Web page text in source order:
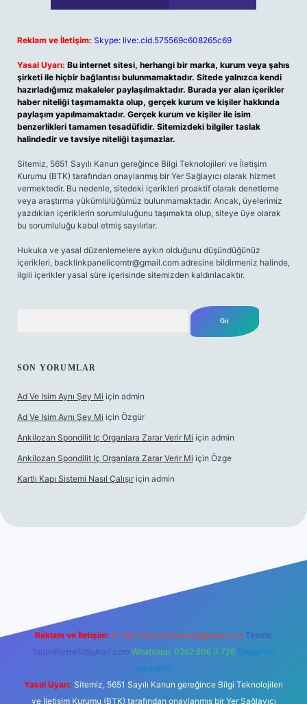
Reklam ve İletişim: Skype: live:.cid.575569c608265c69
Yasal Uyarı: Bu internet sitesi, herhangi bir marka, kurum veya şahıs
şirketi ile hiçbir bağlantısı bulunmamaktadır. Sitede yalnızca kendi
hazırladığımız makaleler paylaşılmaktadır. Burada yer alan içerikler
haber niteliği taşımamakta olup, gerçek kurum ve kişiler hakkında
paylaşım yapılmamaktadır. Gerçek kurum ve kişiler ile isim
benzerlikleri tamamen tesadüfidir. Sitemizdeki bilgiler taslak
halindedir ve tavsiye niteliği taşımazlar.
Sitemiz, 5651 Sayılı Kanun gereğince Bilgi Teknolojileri ve İletişim
Kurumu (BTK) tarafından onaylanmış bir Yer Sağlayıcı olarak hizmet
vermektedir. Bu nedenle, sitedeki içerikleri proaktif olarak denetleme
veya araştırma yükümlülüğümüz bulunmamaktadır. Ancak, üyelerimiz
yazdıkları içeriklerin sorumluluğunu taşımakta olup, siteye üye olarak
bu sorumluluğu kabul etmiş sayılırlar.
Hukuka ve yasal düzenlemelere aykırı olduğunu düşündüğünüz
içerikleri, backlinkpanelicomtr@gmail.com adresine bildirmeniz halinde,
ilgili içerikler yasal süre içerisinde sitemizden kaldırılacaktır.
SON YORUMLAR
Ad Ve Isim Aynı Şey Mi için admin
Ad Ve Isim Aynı Şey Mi için Özgür
Ankilozan Spondilit Iç Organlara Zarar Verir Mi için admin
Ankilozan Spondilit Iç Organlara Zarar Verir Mi için Özge
Kartlı Kapı Sistemi Nasıl Çalışır için admin
Reklam ve İletişim: E-mail: backlinkpaneli@gmail.com Teams:
forumhizmeti@gmail.com Whatsapp: 0262 606 0 726 Telegram:
@karabul
Yasal Uyarı: Sitemiz, 5651 Sayılı Kanun gereğince Bilgi Teknolojileri
ve İletişim Kurumu (BTK) tarafından onaylanmış bir Yer Sağlayıcı